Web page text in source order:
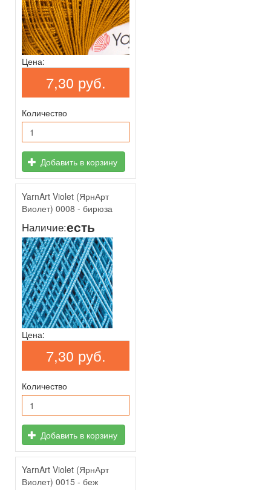
Цена:
7,30 руб.
Количество
Добавить в корзину
YarnArt Violet (ЯрнАрт
Виолет) 0008 - бирюза
Наличие:есть
Цена:
7,30 руб.
Количество
Добавить в корзину
YarnArt Violet (ЯрнАрт
Виолет) 0015 - беж